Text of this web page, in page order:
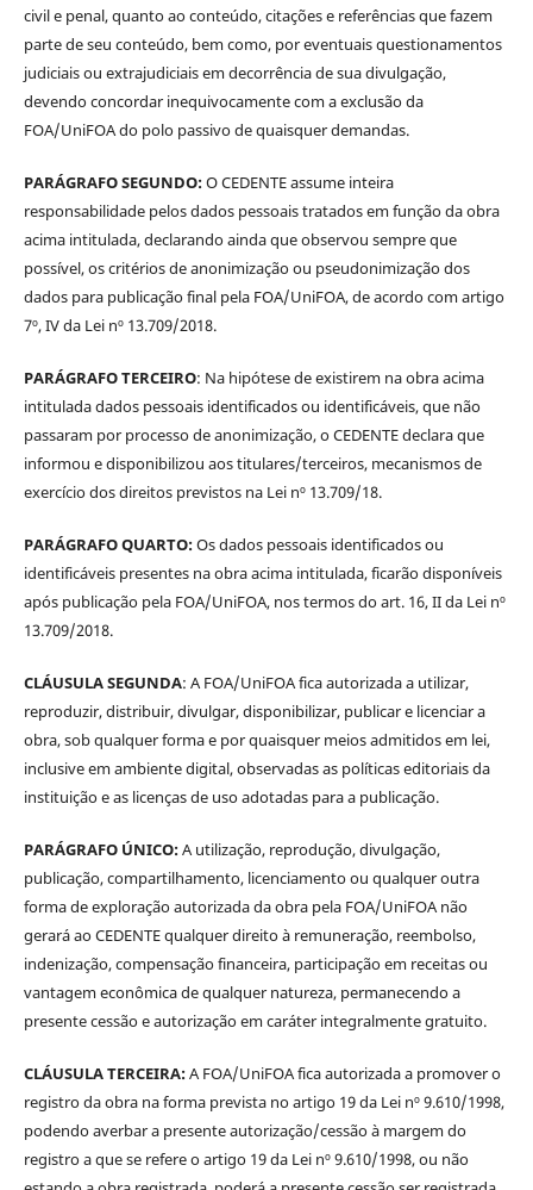
civil e penal, quanto ao conteúdo, citações e referências que fazem
parte de seu conteúdo, bem como, por eventuais questionamentos
judiciais ou extrajudiciais em decorrência de sua divulgação,
devendo concordar inequivocamente com a exclusão da
FOA/UniFOA do polo passivo de quaisquer demandas.
PARÁGRAFO SEGUNDO:O CEDENTE assume inteira
responsabilidade pelos dados pessoais tratados em função da obra
acima intitulada, declarando ainda que observou sempre que
possível, os critérios de anonimização ou pseudonimização dos
dados para publicação final pela FOA/UniFOA, de acordo com artigo
7º, IV da Lei nº 13.709/2018.
PARÁGRAFO TERCEIRO: Na hipótese de existirem na obra acima
intitulada dados pessoais identificados ou identificáveis, que não
passaram por processo de anonimização, o CEDENTE declara que
informou e disponibilizou aos titulares/terceiros, mecanismos de
exercício dos direitos previstos na Lei nº 13.709/18.
PARÁGRAFO QUARTO:Os dados pessoais identificados ou
identificáveis presentes na obra acima intitulada, ficarão disponíveis
após publicação pela FOA/UniFOA, nos termos do art. 16, II da Lei nº
13.709/2018.
CLÁUSULA SEGUNDA: A FOA/UniFOA fica autorizada a utilizar,
reproduzir, distribuir, divulgar, disponibilizar, publicar e licenciar a
obra, sob qualquer forma e por quaisquer meios admitidos em lei,
inclusive em ambiente digital, observadas as políticas editoriais da
instituição e as licenças de uso adotadas para a publicação.
PARÁGRAFO ÚNICO:A utilização, reprodução, divulgação,
publicação, compartilhamento, licenciamento ou qualquer outra
forma de exploração autorizada da obra pela FOA/UniFOA não
gerará ao CEDENTE qualquer direito à remuneração, reembolso,
indenização, compensação financeira, participação em receitas ou
vantagem econômica de qualquer natureza, permanecendo a
presente cessão e autorização em caráter integralmente gratuito.
CLÁUSULA TERCEIRA:A FOA/UniFOA fica autorizada a promover o
registro da obra na forma prevista no artigo 19 da Lei nº 9.610/1998,
podendo averbar a presente autorização/cessão à margem do
registro a que se refere o artigo 19 da Lei nº 9.610/1998, ou não